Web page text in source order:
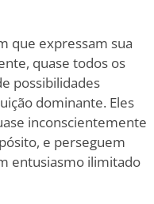
que expressam sua
quase todos os
possibilidades
dominante. Eles
inconscientemente
e perseguem
entusiasmo ilimitado